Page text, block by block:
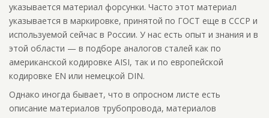
указывается материал форсунки. Часто этот материал
указывается в маркировке, принятой по ГОСТ еще в СССР и
используемой сейчас в России. У нас есть опыт и знания и в
этой области — в подборе аналогов сталей как по
американской кодировке AISI, так и по европейской
кодировке EN или немецкой DIN.
Однако иногда бывает, что в опросном листе есть
описание материалов трубопровода, материалов